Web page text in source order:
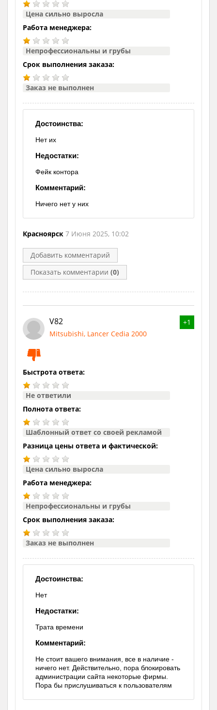
Цена сильно выросла
Работа менеджера:
Непрофессиональны и грубы
Срок выполнения заказа:
Заказ не выполнен
Достоинства:
Нет их
Недостатки:
Фейк контора
Комментарий:
Ничего нет у них
Красноярск 7 Июня 2025, 10:02
Добавить комментарий
Показать комментарии (0)
+1
V82
Mitsubishi, Lancer Cedia 2000
Быстрота ответа:
Не ответили
Полнота ответа:
Шаблонный ответ со своей рекламой
Разница цены ответа и фактической:
Цена сильно выросла
Работа менеджера:
Непрофессиональны и грубы
Срок выполнения заказа:
Заказ не выполнен
Достоинства:
Нет
Недостатки:
Трата времени
Комментарий:
Не стоит вашего внимания, все в наличие -
ничего нет. Действительно, пора блокировать
администрации сайта некоторые фирмы.
Пора бы прислушиваться к пользователям